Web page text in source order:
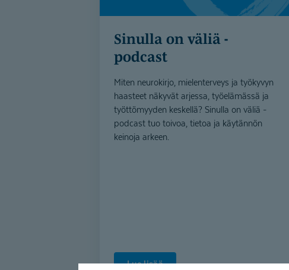
Sinulla on väliä -
podcast
Miten neurokirjo, mielenterveys ja työkyvyn
haasteet näkyvät arjessa, työelämässä ja
työttömyyden keskellä? Sinulla on väliä -
podcast tuo toivoa, tietoa ja käytännön
keinoja arkeen.
Lue lisää